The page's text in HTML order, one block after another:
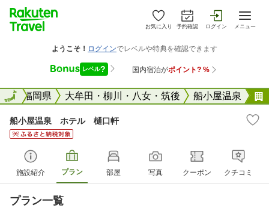
お気に入り 予約確認 ログイン メニュー
全国福岡県 大牟田・柳川・八女・筑後 船小屋温泉
全国
船小屋温泉 ホテル 樋口軒
施設紹介 プラン 部屋 写真 クーポン クチコミ
プラン一覧